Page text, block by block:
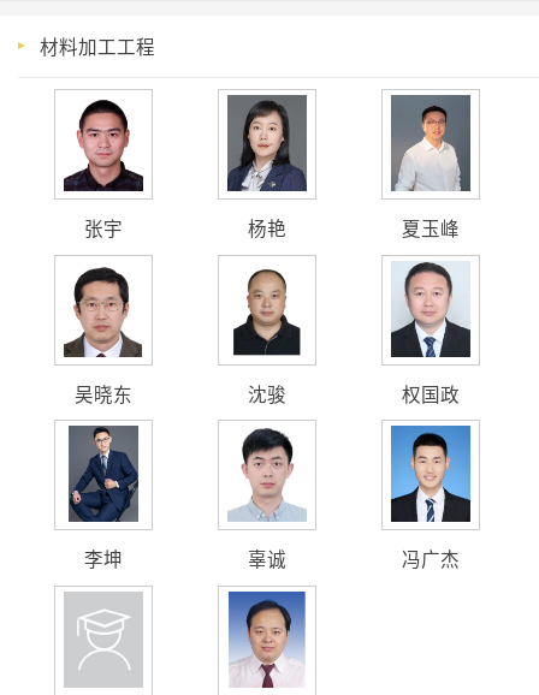
材料加工工程
张宇 杨艳 夏玉峰
吴晓东 沈骏 权国政
李坤 辜诚 冯广杰